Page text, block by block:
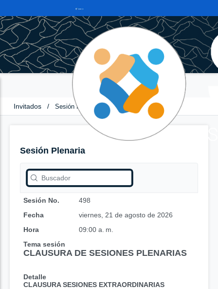
Invitados / Sesión Plenaria
Sesión Plenaria
Sesión No.
498
Fecha
viernes, 21 de agosto de 2026
Hora
09:00 a. m.
Tema sesión
CLAUSURA DE SESIONES PLENARIAS
Detalle
CLAUSURA SESIONES EXTRAORDINARIAS